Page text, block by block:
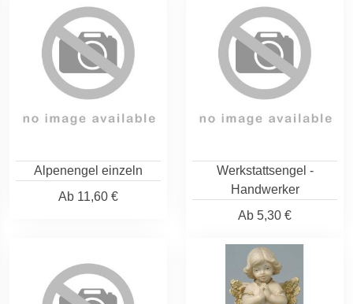
Alpenengel einzeln
Ab 11,60 €
Werkstattsengel -
Handwerker
Ab 5,30 €